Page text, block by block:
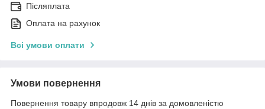
Післяплата
Оплата на рахунок
Всі умови оплати
Умови повернення
Повернення товару впродовж 14 днів за домовленістю